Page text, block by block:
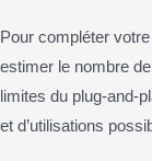
Pour compléter
estimer le nombre
limites du plug-and-
et d’utilisations